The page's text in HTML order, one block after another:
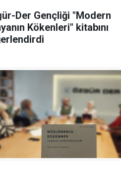
Der Gençliği "Modern
Kökenleri" kitabını